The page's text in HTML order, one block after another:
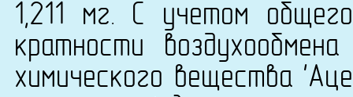
1,211 мг. С учетом
кратности
химического вещества